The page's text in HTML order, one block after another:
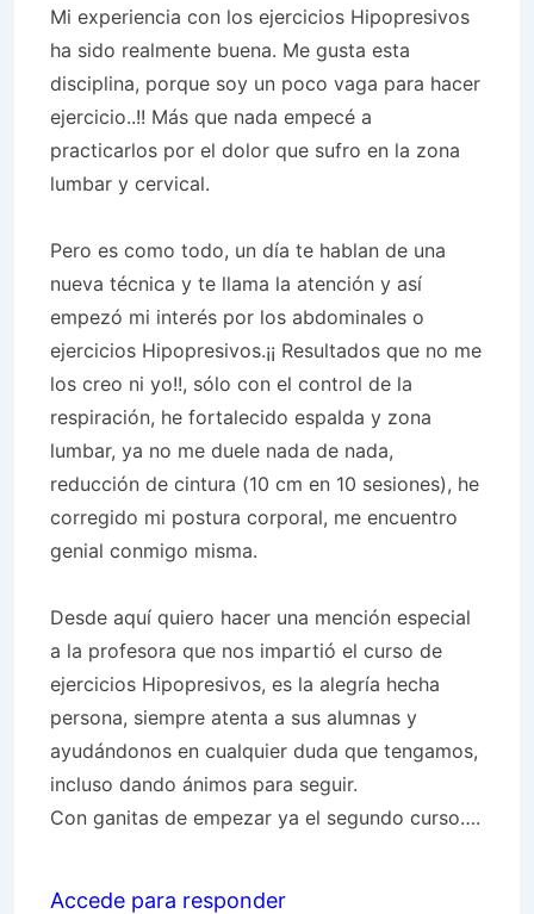
Mi experiencia con los ejercicios Hipopresivos
ha sido realmente buena. Me gusta esta
disciplina, porque soy un poco vaga para hacer
ejercicio..!! Más que nada empecé a
practicarlos por el dolor que sufro en la zona
lumbar y cervical.
Pero es como todo, un día te hablan de una
nueva técnica y te llama la atención y así
empezó mi interés por los abdominales o
ejercicios Hipopresivos.¡¡ Resultados que no me
los creo ni yo!!, sólo con el control de la
respiración, he fortalecido espalda y zona
lumbar, ya no me duele nada de nada,
reducción de cintura (10 cm en 10 sesiones), he
corregido mi postura corporal, me encuentro
genial conmigo misma.
Desde aquí quiero hacer una mención especial
a la profesora que nos impartió el curso de
ejercicios Hipopresivos, es la alegría hecha
persona, siempre atenta a sus alumnas y
ayudándonos en cualquier duda que tengamos,
incluso dando ánimos para seguir.
Con ganitas de empezar ya el segundo curso….
Accede para responder